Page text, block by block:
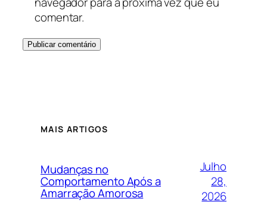
comentar.
MAIS ARTIGOS
Mudanças no
Comportamento Após a
Amarração Amorosa
Julho
28,
2026